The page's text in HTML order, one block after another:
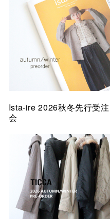
Ista-ire 2026秋冬先行受注
会